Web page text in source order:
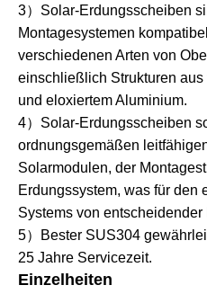
3）Solar-Erdungsscheiben
Montagesystemen
verschiedenen Arten von
einschließlich Strukturen aus
und eloxiertem Aluminium.
4）Solar-Erdungsscheiben
ordnungsgemäßen
Solarmodulen, der
Erdungssystem, was für den
Systems von entscheidender
5）Bester SUS304
25 Jahre Servicezeit.
Einzelheiten